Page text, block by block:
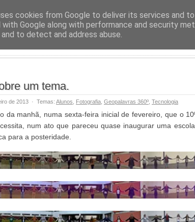
um tema.
de 2013 · Temas: Alunos Fotografia Geopalavras 360º Tecnologia
da manhã, numa sexta-feira inicial de fevereiro, que o
num ato que pareceu quase inaugurar uma
para a posteridade.
cookies from Google to deliver its services and
with Google along with performance and security
to detect and address abuse.